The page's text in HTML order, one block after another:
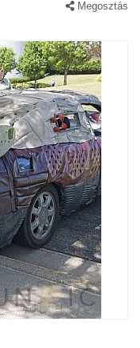
Megosztás